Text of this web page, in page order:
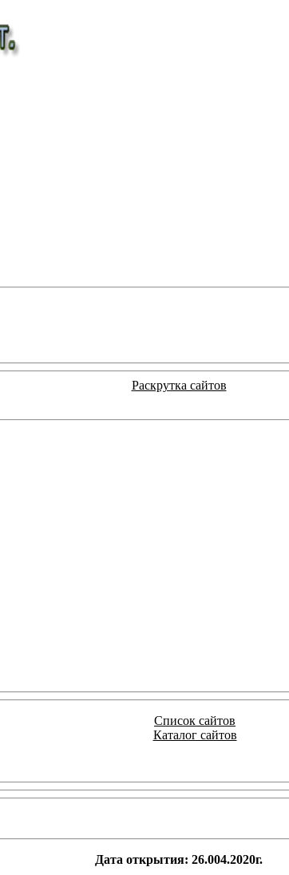
Раскрутка сайтов
Список сайтов
Каталог сайтов
Дата открытия: 26.004.2020г.